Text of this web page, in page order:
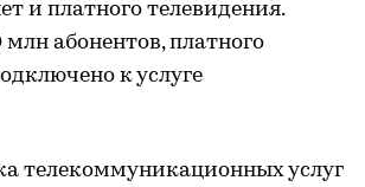
и платного телевидения.
абонентов, платного
к услуге
телекоммуникационных услуг